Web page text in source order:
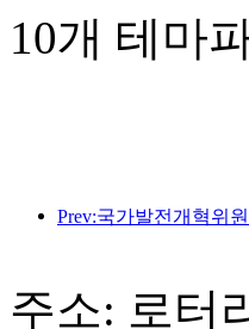
10개 테마
주소: 로터